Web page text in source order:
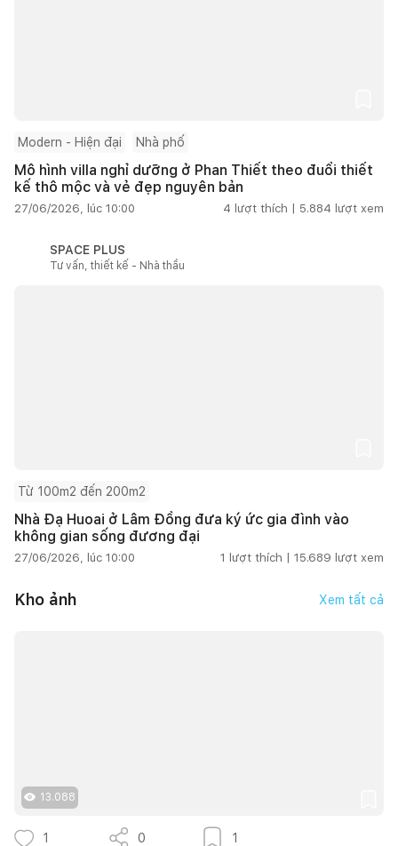
Modern - Hiện đại Nhà phố
Mô hình villa nghỉ dưỡng ở Phan Thiết theo đuổi thiết
kế thô mộc và vẻ đẹp nguyên bản
27/06/2026, lúc 10:00 4 lượt thích | 5.884 lượt xem
SPACE PLUS
Tư vấn, thiết kế - Nhà thầu
Từ 100m2 đến 200m2
Nhà Đạ Huoai ở Lâm Đồng đưa ký ức gia đình vào
không gian sống đương đại
27/06/2026, lúc 10:00 1 lượt thích | 15.689 lượt xem
Kho ảnh Xem tất cả
13.088
1 0 1